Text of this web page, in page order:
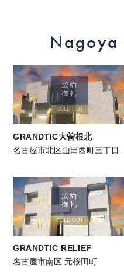
Nagoya
成約
御礼
SOLD OUT
GRANDTIC大曽根北
名古屋市北区山田西町三丁目
成約
御礼
SOLD OUT
GRANDTIC RELIEF
名古屋市南区 元桜田町